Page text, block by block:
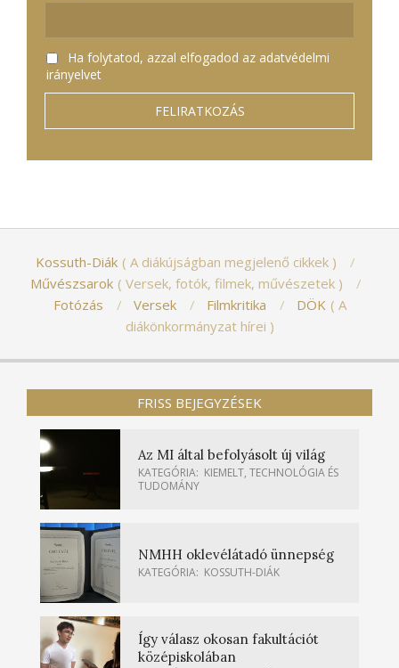
Ha folytatod, azzal elfogadod az adatvédelmi
irányelvet
Kossuth-Diák
A diákújságban megjelenő cikkek
Művészsarok
Versek, fotók, filmek, művészetek
Fotózás
Versek Filmkritika DÖK
A
diákönkormányzat hírei
FRISS BEJEGYZÉSEK
Az MI által befolyásolt új világ
KATEGÓRIA: KIEMELT, TECHNOLÓGIA ÉS
TUDOMÁNY
NMHH oklevélátadó ünnepség
KATEGÓRIA: KOSSUTH-DIÁK
Így válasz okosan fakultációt
középiskolában